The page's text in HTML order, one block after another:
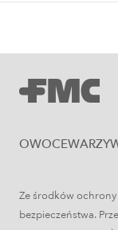
Uprawy
OWOCE
Ze środków
bezpieczeństwa.